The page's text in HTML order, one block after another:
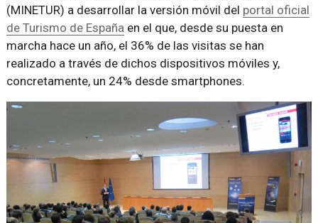
(MINETUR) a desarrollar la versión móvil del portal oficial
de Turismo de Españaen el que, desde su puesta en
marcha hace un año, el 36% de las visitas se han
realizado a través de dichos dispositivos móviles y,
concretamente, un 24% desde smartphones.